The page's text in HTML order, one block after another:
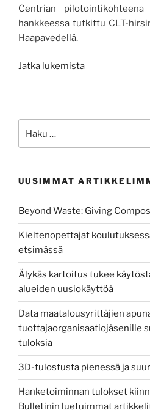
Centrian
hankkeessa tutkittu CLT-
Haapavedellä.
Jatka lukemista”EU
UUSIMMAT
Beyond Waste: Giving
Kieltenopettajat
etsimässä
Älykäs kartoitus tukee
alueiden uusiokäyttöä
Data maatalousyrittäjien
tuottajaorganisaatiojäsenille
tuloksia
3D-tulostusta pienessä ja
Hanketoiminnan tulokset
Bulletinin luetuimmat